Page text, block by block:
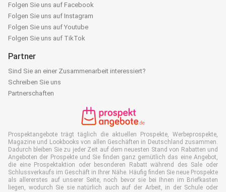
Folgen Sie uns auf Facebook
Folgen Sie uns auf Instagram
Folgen Sie uns auf Youtube
Folgen Sie uns auf TikTok
Partner
Sind Sie an einer Zusammenarbeit interessiert?
Schreiben Sie uns
Partnerschaften
Prospektangebote trägt täglich die aktuellen Prospekte, Werbeprospekte,
Magazine und Lookbooks von allen Geschäften in Deutschland zusammen.
Dadurch bleiben Sie zu jeder Zeit auf dem neuesten Stand von Rabatten und
Angeboten der Prospekte und Sie finden ganz gemütlich das eine Angebot,
die eine Prospektaktion oder besonderen Rabatt während des Sale oder
Schlussverkaufs im Geschäft in Ihrer Nähe. Häufig finden Sie neue Prospekte
als allererstes auf unserer Seite, noch bevor sie bei Ihnen im Briefkasten
liegen, wodurch Sie sie natürlich auch auf der Arbeit, in der Schule oder